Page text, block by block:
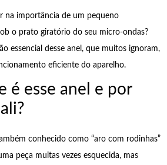
na importância de um pequeno
o prato giratório do seu micro-ondas?
essencial desse anel, que muitos ignoram,
eficiente do aparelho.
é esse anel e por
conhecido como “aro com rodinhas”
peça muitas vezes esquecida, mas